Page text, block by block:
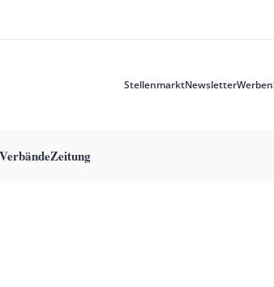
StellenmarktNewsletterWerben
VerbändeZeitung